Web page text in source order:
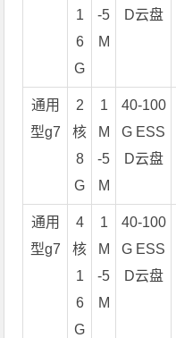
1
6
G
-5
M
D云盘
通用
型g7
2
核
8
G
1
M
-5
M
40-100
G ESS
D云盘
通用
型g7
4
核
1
6
G
1
M
-5
M
40-100
G ESS
D云盘